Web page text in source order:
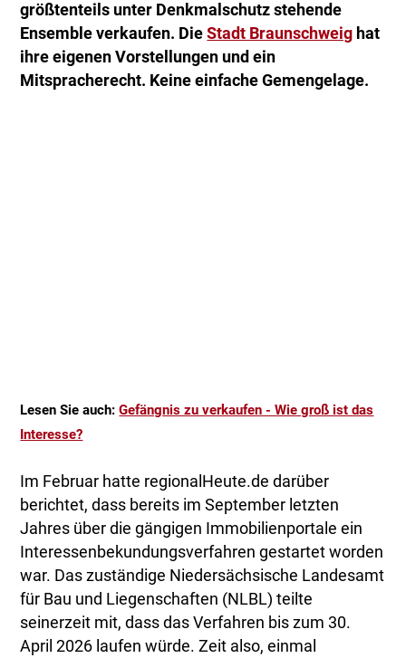
größtenteils unter Denkmalschutz stehende
Ensemble verkaufen. DieStadt Braunschweig hat
ihre eigenen Vorstellungen und ein
Mitspracherecht. Keine einfache Gemengelage.
Lesen Sie auch:Gefängnis zu verkaufen - Wie groß ist das
Interesse?
Im Februar hatte regionalHeute.de darüber
berichtet, dass bereits im September letzten
Jahres über die gängigen Immobilienportale ein
Interessenbekundungsverfahren gestartet worden
war. Das zuständige Niedersächsische Landesamt
für Bau und Liegenschaften (NLBL) teilte
seinerzeit mit, dass das Verfahren bis zum 30.
April 2026 laufen würde. Zeit also, einmal